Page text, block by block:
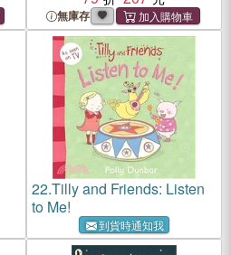
無庫存
22.Tilly and Friends: Listen
to Me!
到貨時通知我